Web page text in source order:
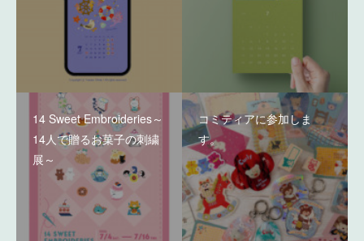
14 Sweet Embroideries～
14人で贈るお菓子の刺繍
展～
コミティアに参加しま
す。